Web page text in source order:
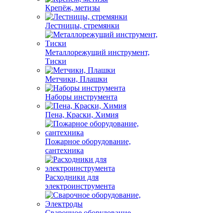
Крепёж, метизы
Лестницы, стремянки
Металлорежущий инструмент,
Тиски
Метчики, Плашки
Наборы инструмента
Пена, Краски, Химия
Пожарное оборудование,
сантехника
Расходники для
электроинструмента